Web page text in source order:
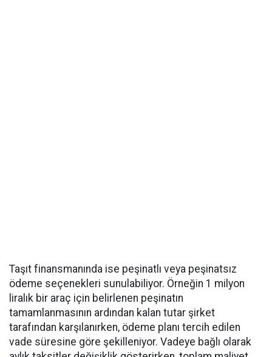
Taşıt finansmanında ise peşinatlı veya peşinatsız
ödeme seçenekleri sunulabiliyor. Örneğin 1 milyon
liralık bir araç için belirlenen peşinatın
tamamlanmasının ardından kalan tutar şirket
tarafından karşılanırken, ödeme planı tercih edilen
vade süresine göre şekilleniyor. Vadeye bağlı olarak